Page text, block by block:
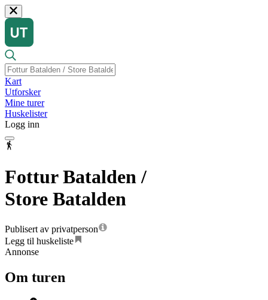
Kart
Utforsker
Mine turer
Huskelister
Logg inn
Fottur Batalden /
Store Batalden
Publisert av privatperson
Legg til huskeliste
Annonse
Om turen